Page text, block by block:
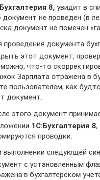
8, увидит в
документ не проведен (в
документ не помечен
проведения документа
этот документ,
что-то
Зарплата отражена в
пользователем, как
документ.
этого документ
1C:Бухгалтерия 8,
проводки.
выполнении следующей
с установленным
в бухгалтерском